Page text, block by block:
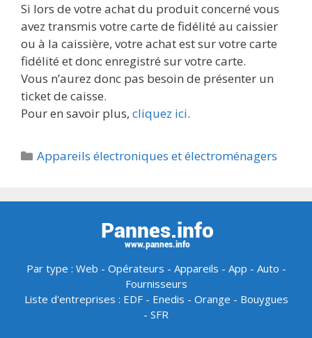
Si lors de votre achat du produit concerné vous
avez transmis votre carte de fidélité au caissier
ou à la caissière, votre achat est sur votre carte
fidélité et donc enregistré sur votre carte.
Vous n’aurez donc pas besoin de présenter un
ticket de caisse.
Pour en savoir plus, cliquez ici.
Catégories
Appareils électroniques et électroménagers
Par type : Web - Opérateurs - Appareils - App - Auto -
Fournisseurs
Liste d'entreprises : EDF- Enedis - Orange - Bouygues
- SFR